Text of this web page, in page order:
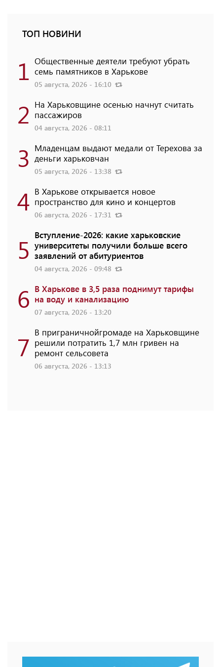
ТОП НОВИНИ
1 Общественные деятели требуют убрать
семь памятников в Харькове
05 августа, 2026 - 16:10
2 На Харьковщине осенью начнут считать
пассажиров
04 августа, 2026 - 08:11
3 Младенцам выдают медали от Терехова за
деньги харьковчан
05 августа, 2026 - 13:38
4 В Харькове открывается новое
пространство для кино и концертов
06 августа, 2026 - 17:31
5 Вступление-2026: какие харьковские
университеты получили больше всего
заявлений от абитуриентов
04 августа, 2026 - 09:48
6 В Харькове в 3,5 раза поднимут тарифы
на воду и канализацию
07 августа, 2026 - 13:20
7 В приграничнойгромаде на Харьковщине
решили потратить 1,7 млн ​​гривен на
ремонт сельсовета
06 августа, 2026 - 13:13